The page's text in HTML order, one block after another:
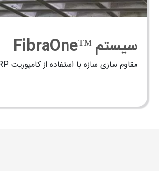
ویژگی‌ها و برتری‌های سقف
اگر بخواهیم به مهمترین ویژگی‌های سقف
سیستم ™FibraOne
مقاوم سازی سازه با استفاده از کامپوزیت FRP